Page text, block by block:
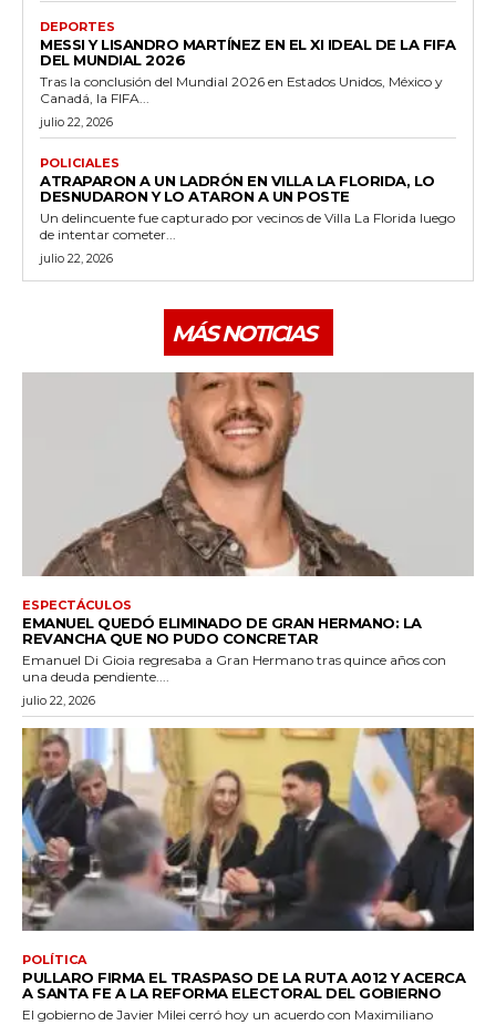
DEPORTES
MESSI Y LISANDRO MARTÍNEZ EN EL XI IDEAL DE LA FIFA
DEL MUNDIAL 2026
Tras la conclusión del Mundial 2026 en Estados Unidos, México y
Canadá, la FIFA...
julio 22, 2026
POLICIALES
ATRAPARON A UN LADRÓN EN VILLA LA FLORIDA, LO
DESNUDARON Y LO ATARON A UN POSTE
Un delincuente fue capturado por vecinos de Villa La Florida luego
de intentar cometer...
julio 22, 2026
MÁS NOTICIAS
ESPECTÁCULOS
EMANUEL QUEDÓ ELIMINADO DE GRAN HERMANO: LA
REVANCHA QUE NO PUDO CONCRETAR
Emanuel Di Gioia regresaba a Gran Hermano tras quince años con
una deuda pendiente....
julio 22, 2026
POLÍTICA
PULLARO FIRMA EL TRASPASO DE LA RUTA A012 Y ACERCA
A SANTA FE A LA REFORMA ELECTORAL DEL GOBIERNO
El gobierno de Javier Milei cerró hoy un acuerdo con Maximiliano